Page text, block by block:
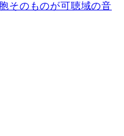
そのものが可聴域の音